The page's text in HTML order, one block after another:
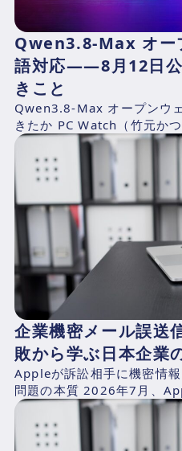
Qwen3.8-Max オー
語対応——8月12日公
きこと
Qwen3.8-Max オープンウ
きたか PC Watch（竹元か
報道によれば、Alibabaの
企業機密メール誤
敗から学ぶ日本企業
Appleが訴訟相手に機密情
問題の本質 2026年7月、
アシステムズエンジニアの